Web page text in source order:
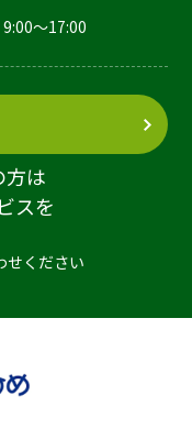
～17:00
は
スを
せください